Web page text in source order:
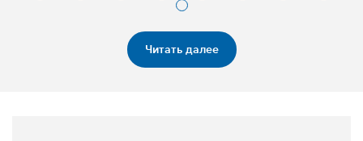
Читать далее